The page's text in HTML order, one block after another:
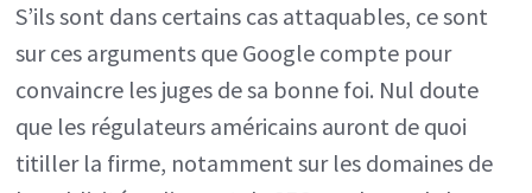
S’ils sont dans certains cas attaquables, ce sont
sur ces arguments que Google compte pour
convaincre les juges de sa bonne foi. Nul doute
que les régulateurs américains auront de quoi
titiller la firme, notamment sur les domaines de